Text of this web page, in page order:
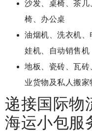
沙发、桌椅、茶
椅、办公桌
油烟机、洗衣机
娃机、自动销售机
地板、瓷砖、瓦
业货物及私人搬家
递接国际物
海运小包服